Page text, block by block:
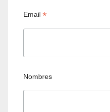
Email*
Nombres